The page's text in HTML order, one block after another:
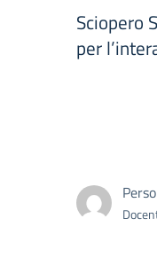
Sciopero
per